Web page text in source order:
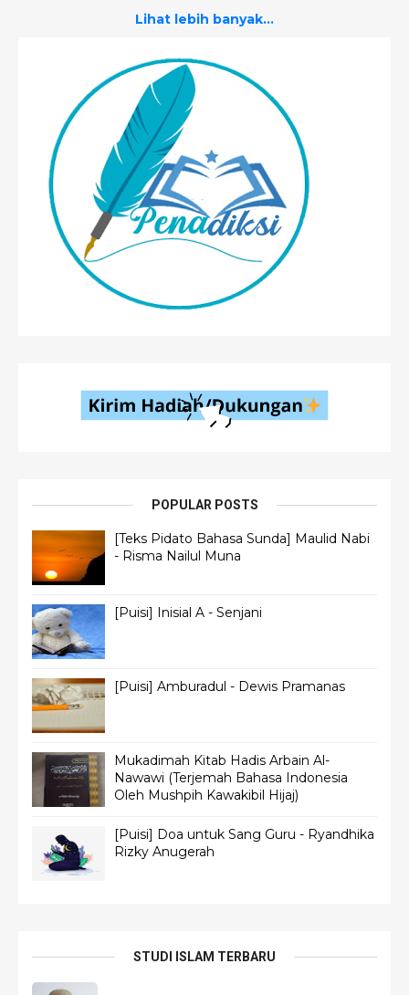
Lihat lebih banyak...
POPULAR POSTS
[Teks Pidato Bahasa Sunda] Maulid Nabi
- Risma Nailul Muna
[Puisi] Inisial A - Senjani
[Puisi] Amburadul - Dewis Pramanas
Mukadimah Kitab Hadis Arbain Al-
Nawawi (Terjemah Bahasa Indonesia
Oleh Mushpih Kawakibil Hijaj)
[Puisi] Doa untuk Sang Guru - Ryandhika
Rizky Anugerah
STUDI ISLAM TERBARU